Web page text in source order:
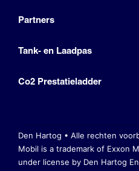
Partners
Tank- en Laadpas
Co2 Prestatieladder
Den Hartog • Alle rechten
Mobil is a trademark of Exxon
under license by Den Hartog